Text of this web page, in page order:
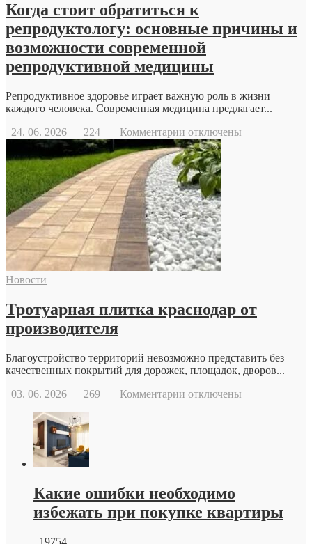
Когда стоит обратиться к
репродуктологу: основные причины и
возможности современной
репродуктивной медицины
Репродуктивное здоровье играет важную роль в жизни
каждого человека. Современная медицина предлагает...
24. 06. 2026
224 Комментарии к
записи
Когда
стоит
обратиться
к
репродуктологу:
основные
причины
и
возможности
современной
отключены
Новости
Тротуарная плитка краснодар от
производителя
Благоустройство территорий невозможно представить без
качественных покрытий для дорожек, площадок, дворов...
03. 06. 2026
269 Комментарии котключены
Какие ошибки необходимо
избежать при покупке квартиры
19754